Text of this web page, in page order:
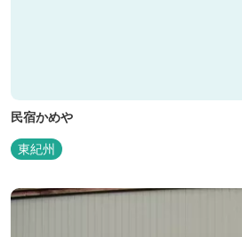
民宿かめや
東紀州